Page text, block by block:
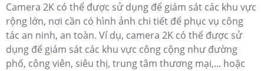
Camera 2K có thể được sử dụng để giám sát các khu vực
rộng lớn, nơi cần có hình ảnh chi tiết để phục vụ công
tác an ninh, an toàn. Ví dụ, camera 2K có thể được sử
dụng để giám sát các khu vực công cộng như đường
phố, công viên, siêu thị, trung tâm thương mại,... hoặc